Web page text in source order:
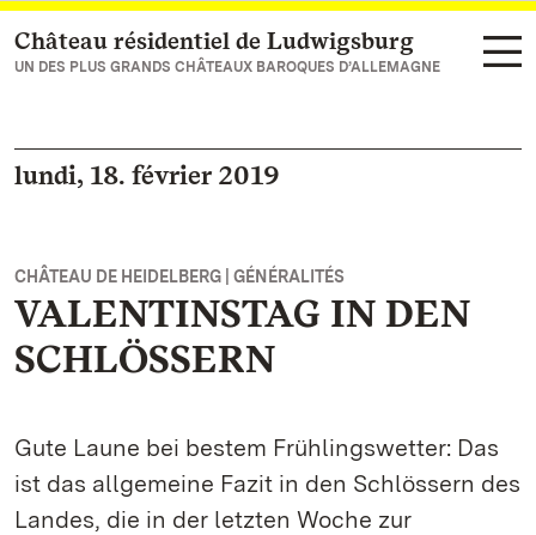
Vers la page d’accueil
Château résidentiel de Ludwigsburg
UN DES PLUS GRANDS CHÂTEAUX BAROQUES D’ALLEMAGNE
lundi, 18. février 2019
CHÂTEAU DE HEIDELBERG | GÉNÉRALITÉS
VALENTINSTAG IN DEN
SCHLÖSSERN
Gute Laune bei bestem Frühlingswetter: Das
ist das allgemeine Fazit in den Schlössern des
Landes, die in der letzten Woche zur